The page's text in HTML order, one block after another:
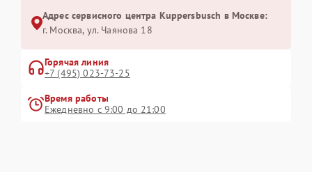
Адрес сервисного центра Kuppersbusch в Москве:
г. Москва, ул. Чаянова 18
Горячая линия
+7 (495) 023-73-25
Время работы
Ежедневно с 9:00 до 21:00